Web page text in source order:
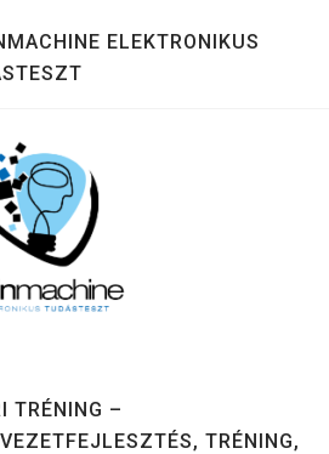
ELEKTRONIKUS
TRÉNING –
TRÉNING,